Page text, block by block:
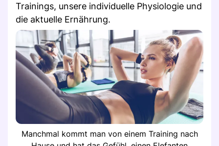
Trainings, unsere individuelle Physiologie und
die aktuelle Ernährung.
Manchmal kommt man von einem Training nach